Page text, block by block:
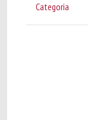
Categoria